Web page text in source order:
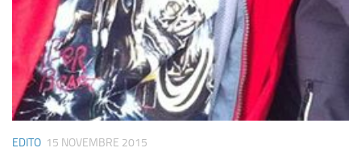
EDITO 15 NOVEMBRE 2015